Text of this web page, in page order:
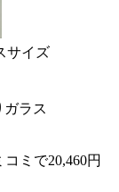
サイズ
ガラス